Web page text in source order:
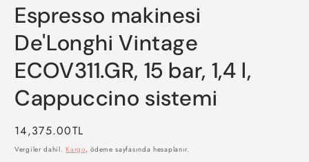
Espresso makinesi
De'Longhi Vintage
ECOV311.GR, 15 bar, 1,4 l,
Cappuccino sistemi
Normal
fiyat
14,375.00TL
Vergiler dahil.Kargo, ödeme sayfasında hesaplanır.